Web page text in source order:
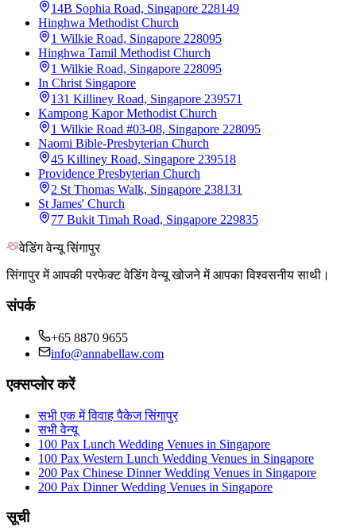
14B Sophia Road, Singapore 228149
Hinghwa Methodist Church
1 Wilkie Road, Singapore 228095
Hinghwa Tamil Methodist Church
1 Wilkie Road, Singapore 228095
In Christ Singapore
131 Killiney Road, Singapore 239571
Kampong Kapor Methodist Church
1 Wilkie Road #03-08, Singapore 228095
Naomi Bible-Presbyterian Church
45 Killiney Road, Singapore 239518
Providence Presbyterian Church
2 St Thomas Walk, Singapore 238131
St James' Church
77 Bukit Timah Road, Singapore 229835
वेडिंग वेन्यू सिंगापुर
सिंगापुर में आपकी परफेक्ट वेडिंग वेन्यू खोजने में आपका विश्वसनीय साथी।
संपर्क
+65 8870 9655
info@annabellaw.com
एक्सप्लोर करें
सभी एक में विवाह पैकेज सिंगापुर
सभी वेन्यू
100 Pax Lunch Wedding Venues in Singapore
100 Pax Western Lunch Wedding Venues in Singapore
200 Pax Chinese Dinner Wedding Venues in Singapore
200 Pax Dinner Wedding Venues in Singapore
सूची